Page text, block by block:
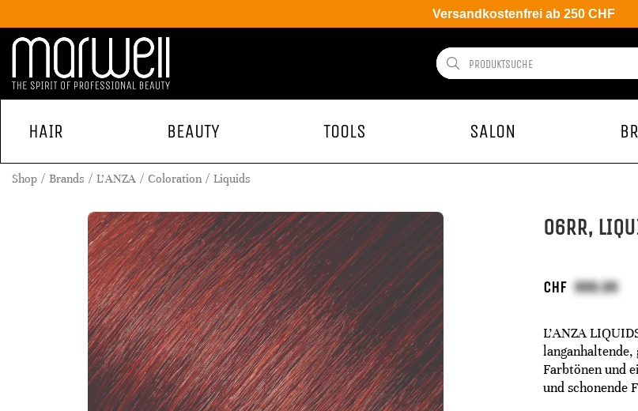
Versandkostenfrei ab 250 CHF
HAIR BEAUTY TOOLS SALON
Shop Brands L'ANZA Coloration Liquids
06RR,
CHF
L’ANZA
langanhaltende,
Farbtönen und
und schonende